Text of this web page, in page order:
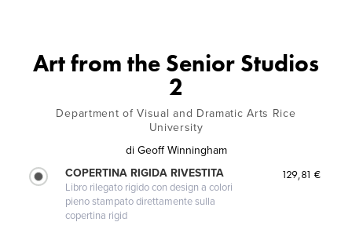
Art from the Senior Studios
2
Department of Visual and Dramatic Arts Rice
University
di Geoff Winningham
COPERTINA RIGIDA RIVESTITA
Libro rilegato rigido con design a colori
pieno stampato direttamente sulla
copertina rigid
129,81 €